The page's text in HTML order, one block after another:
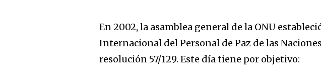
En2002, la asamblea general de la ONU
Internacional del Personal de Paz de las
resolución 57/129. Este día tiene por objetivo: